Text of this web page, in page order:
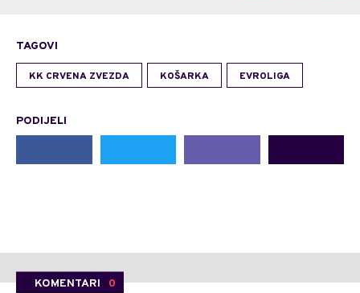
TAGOVI
KK CRVENA ZVEZDA KOŠARKA EVROLIGA
PODIJELI
KOMENTARI 0